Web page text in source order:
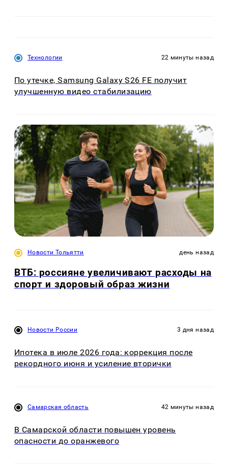
Технологии 22 минуты назад
По утечке, Samsung Galaxy S26 FE получит
улучшенную видео стабилизацию
Новости Тольятти день назад
ВТБ: россияне увеличивают расходы на
спорт и здоровый образ жизни
Новости России 3 дня назад
Ипотека в июле 2026 года: коррекция после
рекордного июня и усиление вторички
Самарская область 42 минуты назад
В Самарской области повышен уровень
опасности до оранжевого